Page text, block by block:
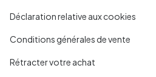
Déclaration relative aux cookies
Conditions générales de vente
Rétracter votre achat